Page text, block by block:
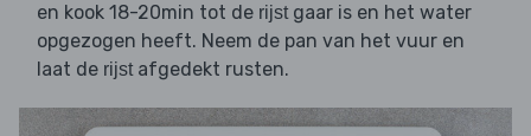
en kook 18-20min tot de rijstgaar is en het water
opgezogen heeft. Neem de pan van het vuur en
laat de rijstafgedekt rusten.